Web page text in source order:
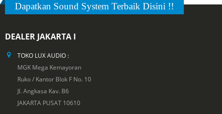
Dapatkan Sound System Terbaik Disini !!
DEALER JAKARTA I
TOKO LUX AUDIO :
MGK Mega Kemayoran
Ruko / Kantor Blok F No. 10
Jl. Angkasa Kav. B6
JAKARTA PUSAT 10610